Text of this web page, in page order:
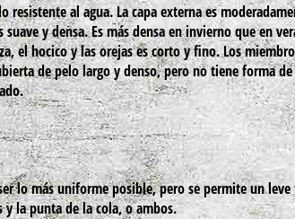
resistente al agua. La capa externa es
y densa. Es más densa en invierno que en
el hocico y las orejas es corto y fino. Los
de pelo largo y denso, pero no tiene forma
lo más uniforme posible, pero se permite un
y la punta de la cola, o ambos.